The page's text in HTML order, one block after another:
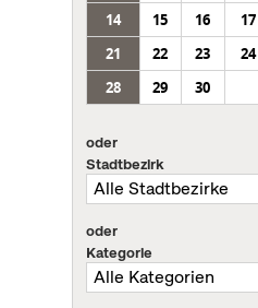
14
15 16 17
21
22 23 24
28
29 30
oder
Stadtbezirk
oder
Kategorie